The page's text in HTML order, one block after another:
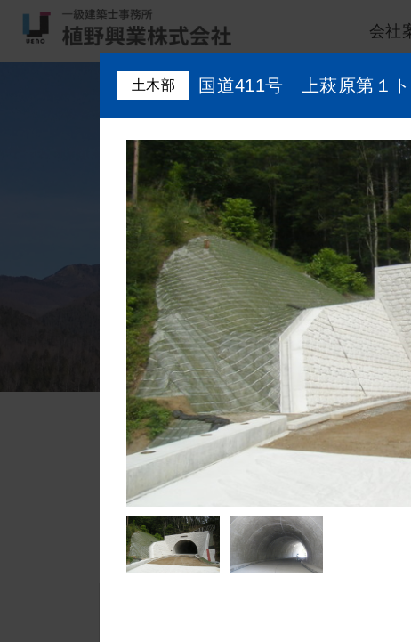
会社
ホームnavigate_next土木部施工実績
下記のカテゴ
土木部 国道411号 上萩原第１ト